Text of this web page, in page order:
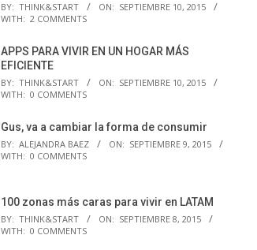
BY: THINK&START ON: SEPTIEMBRE 10, 2015
WITH: 2 COMMENTS
APPS PARA VIVIR EN UN HOGAR MÁS
EFICIENTE
BY: THINK&START ON: SEPTIEMBRE 10, 2015
WITH: 0 COMMENTS
Gus, va a cambiar la forma de consumir
BY: ALEJANDRA BAEZ ON: SEPTIEMBRE 9, 2015
WITH: 0 COMMENTS
100 zonas más caras para vivir en LATAM
BY: THINK&START ON: SEPTIEMBRE 8, 2015
WITH: 0 COMMENTS